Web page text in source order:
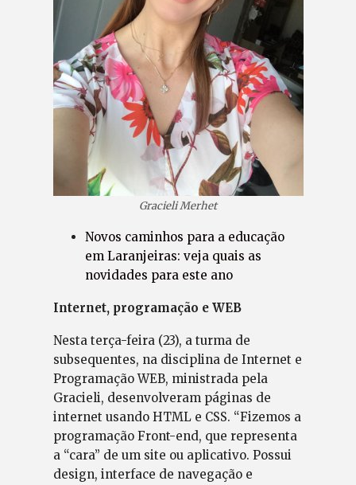
Gracieli Merhet
Novos caminhos para a educação
em Laranjeiras: veja quais as
novidades para este ano
Internet, programação e WEB
Nesta terça-feira (23), a turma de
subsequentes, na disciplina de Internet e
Programação WEB, ministrada pela
Gracieli, desenvolveram páginas de
internet usando HTML e CSS. “Fizemos a
programação Front-end, que representa
a “cara” de um site ou aplicativo. Possui
design, interface de navegação e